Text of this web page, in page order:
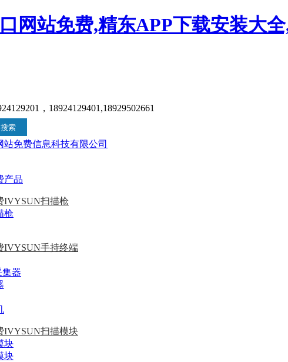
网站免费,精东APP下载安装大
，18924129401,18929502661
搜索
产品
IVYSUN扫描枪
枪
IVYSUN手持终端
集器
IVYSUN扫描模块
块
块